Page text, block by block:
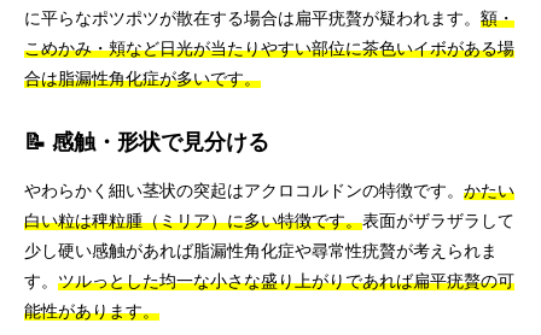
に平らなポツポツが散在する場合は扁平疣贅が疑われます。 額・
こめかみ・頬など日光が当たりやすい部位に茶色いイボがある場
合は脂漏性角化症が多いです。
📝 感触・形状で見分ける
やわらかく細い茎状の突起はアクロコルドンの特徴です。 かたい
白い粒は稗粒腫（ミリア）に多い特徴です。表面がザラザラして
少し硬い感触があれば脂漏性角化症や尋常性疣贅が考えられま
す。 ツルっとした均一な小さな盛り上がりであれば扁平疣贅の可
能性があります。